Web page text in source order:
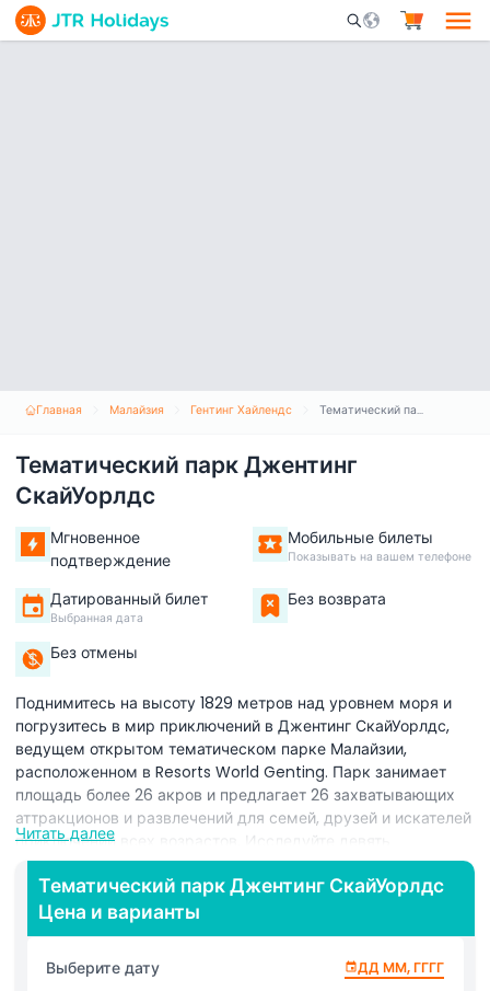
Mobile Search
Главная Малайзия Гентинг Хайлендс Тематический парк Джентинг СкайУорлдс
Тематический парк Джентинг
СкайУорлдс
Мгновенное
подтверждение
Мобильные билеты
Показывать на вашем телефоне
Датированный билет
Выбранная дата
Без возврата
Без отмены
Поднимитесь на высоту 1829 метров над уровнем моря и
погрузитесь в мир приключений в Джентинг СкайУорлдс,
ведущем открытом тематическом парке Малайзии,
расположенном в Resorts World Genting. Парк занимает
площадь более 26 акров и предлагает 26 захватывающих
аттракционов и развлечений для семей, друзей и искателей
приключений всех возрастов. Исследуйте девять
погружающих тематических миров, вдохновленных
блокбастерами и эпическими приключениями, от Орлиной
горы и базы Андромеда до Ледникового периода и улочки
Свободы. Каждая зона предлагает сочетание
адреналиновых американских горок, интерактивных
семейных аттракционов и кинематографических опытов,
Читать далее
Тематический парк Джентинг СкайУорлдс
Цена и варианты
Выберите дату ДД ММ, ГГГГ